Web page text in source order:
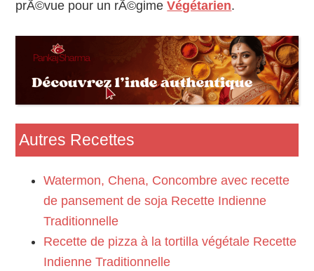
prÃ©vue pour un rÃ©gimeVégétarien.
Autres Recettes
Watermon, Chena, Concombre avec recette
de pansement de soja Recette Indienne
Traditionnelle
Recette de pizza à la tortilla végétale Recette
Indienne Traditionnelle